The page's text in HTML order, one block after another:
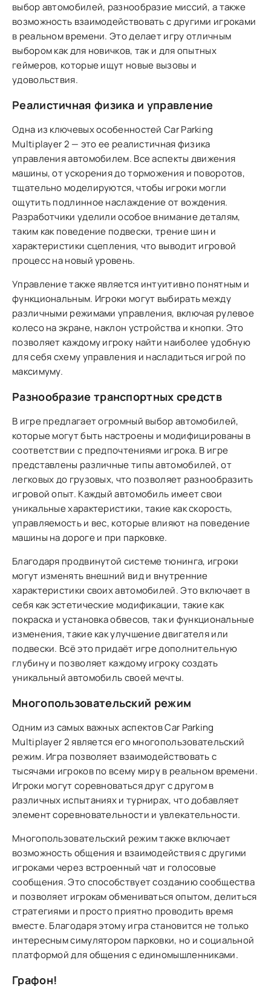
выбор автомобилей, разнообразие миссий, а также
возможность взаимодействовать с другими игроками
в реальном времени. Это делает игру отличным
выбором как для новичков, так и для опытных
геймеров, которые ищут новые вызовы и
удовольствия.
Реалистичная физика и управление
Одна из ключевых особенностей Car Parking
Multiplayer 2 — это ее реалистичная физика
управления автомобилем. Все аспекты движения
машины, от ускорения до торможения и поворотов,
тщательно моделируются, чтобы игроки могли
ощутить подлинное наслаждение от вождения.
Разработчики уделили особое внимание деталям,
таким как поведение подвески, трение шин и
характеристики сцепления, что выводит игровой
процесс на новый уровень.
Управление также является интуитивно понятным и
функциональным. Игроки могут выбирать между
различными режимами управления, включая рулевое
колесо на экране, наклон устройства и кнопки. Это
позволяет каждому игроку найти наиболее удобную
для себя схему управления и насладиться игрой по
максимуму.
Разнообразие транспортных средств
В игре предлагает огромный выбор автомобилей,
которые могут быть настроены и модифицированы в
соответствии с предпочтениями игрока. В игре
представлены различные типы автомобилей, от
легковых до грузовых, что позволяет разнообразить
игровой опыт. Каждый автомобиль имеет свои
уникальные характеристики, такие как скорость,
управляемость и вес, которые влияют на поведение
машины на дороге и при парковке.
Благодаря продвинутой системе тюнинга, игроки
могут изменять внешний вид и внутренние
характеристики своих автомобилей. Это включает в
себя как эстетические модификации, такие как
покраска и установка обвесов, так и функциональные
изменения, такие как улучшение двигателя или
подвески. Всё это придаёт игре дополнительную
глубину и позволяет каждому игроку создать
уникальный автомобиль своей мечты.
Многопользовательский режим
Одним из самых важных аспектов Car Parking
Multiplayer 2 является его многопользовательский
режим. Игра позволяет взаимодействовать с
тысячами игроков по всему миру в реальном времени.
Игроки могут соревноваться друг с другом в
различных испытаниях и турнирах, что добавляет
элемент соревновательности и увлекательности.
Многопользовательский режим также включает
возможность общения и взаимодействия с другими
игроками через встроенный чат и голосовые
сообщения. Это способствует созданию сообщества
и позволяет игрокам обмениваться опытом, делиться
стратегиями и просто приятно проводить время
вместе. Благодаря этому игра становится не только
интересным симулятором парковки, но и социальной
платформой для общения с единомышленниками.
Графон!